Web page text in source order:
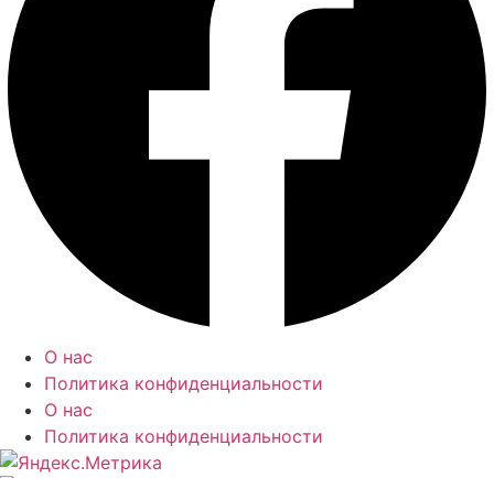
О нас
Политика конфиденциальности
О нас
Политика конфиденциальности